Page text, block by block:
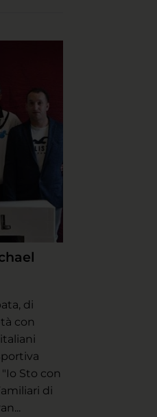
di
con
Sto con
di